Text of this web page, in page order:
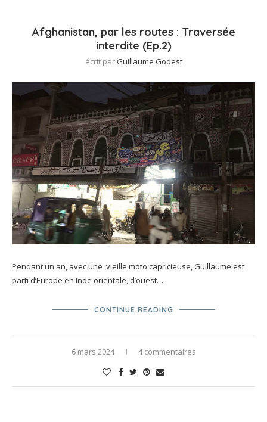
Afghanistan, par les routes : Traversée
interdite (Ep.2)
écrit parGuillaume Godest
Pendant un an, avec une vieille moto capricieuse, Guillaume est
parti d’Europe en Inde orientale, d’ouest…
CONTINUE READING
6 mars 2024 4 commentaires